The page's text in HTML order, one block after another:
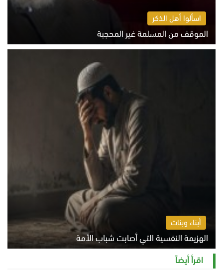
اسألوا أهل الذكر
الموقف من المسلمة غير المحجبة
الخميس 6 أغسطس 2026 10:45 ص
أبناء وبنات
الهزيمة النفسية التي أصابت شباب الأمة
الخميس 6 أغسطس 2026 11:12 ص
اقرأ أيضاً